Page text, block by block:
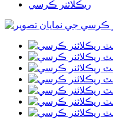
ريڪلائنر ڪرسي